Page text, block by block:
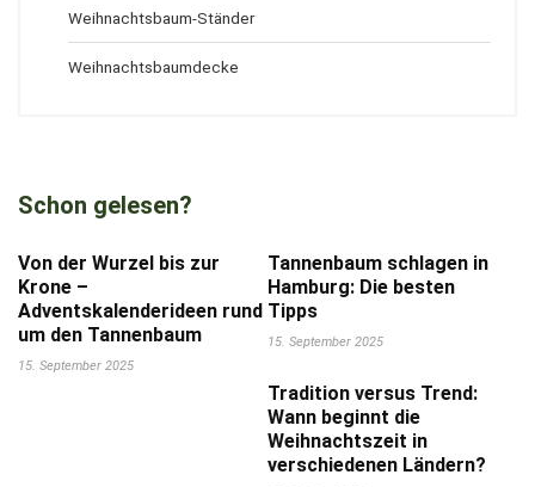
Weihnachtsbaum-Ständer
Weihnachtsbaumdecke
Schon gelesen?
Von der Wurzel bis zur
Krone –
Adventskalenderideen rund
um den Tannenbaum
15. September 2025
Tannenbaum schlagen in
Hamburg: Die besten
Tipps
15. September 2025
Tradition versus Trend:
Wann beginnt die
Weihnachtszeit in
verschiedenen Ländern?